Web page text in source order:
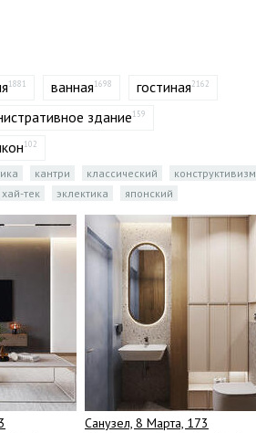
1881 ванная1698 гостиная2162
здание159
102
кантри классический
конструктивизм
хай-тек эклектика японский
Санузел, 8 Марта, 173